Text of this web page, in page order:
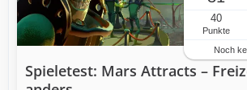
40
Punkte
Noch
Spieletest: Mars Attracts –